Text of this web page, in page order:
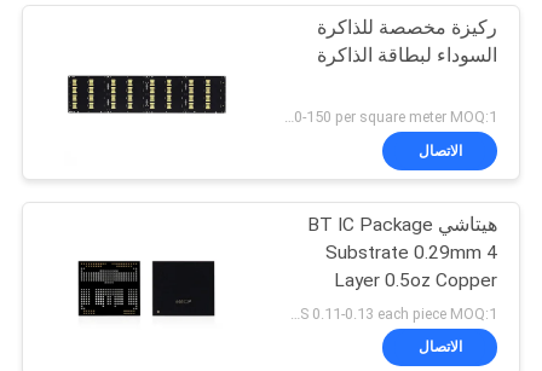
ركيزة مخصصة للذاكرة
السوداء لبطاقة الذاكرة
الاتصال
هيتاشي BT IC Package
Substrate 0.29mm 4
Layer 0.5oz Copper
Custom
الاتصال